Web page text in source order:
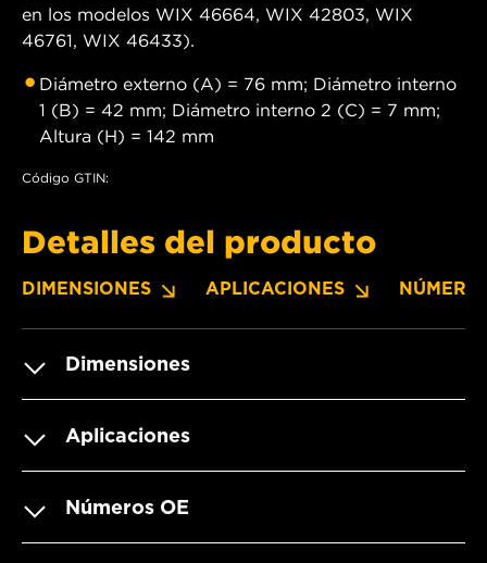
en los modelos WIX 46664, WIX 42803, WIX
46761, WIX 46433).
Diámetro externo (A) = 76 mm; Diámetro interno
1 (B) = 42 mm; Diámetro interno 2 (C) = 7 mm;
Altura (H) = 142 mm
Código GTIN:
Detalles del producto
DIMENSIONES APLICACIONES
Dimensiones
Aplicaciones
Números OE